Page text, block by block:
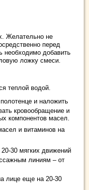
Желательно не
перед
необходимо добавить
ложку смеси.
теплой водой.
и наложить
кровообращение и
компонентов масел.
и витаминов на
30 мягких движений
линиям – от
лице еще на 20-30